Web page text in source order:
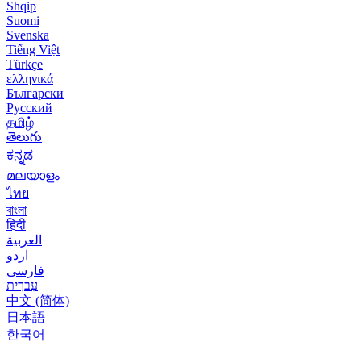
Shqip
Suomi
Svenska
Tiếng Việt
Türkçe
ελληνικά
Български
Русский
தமிழ்
తెలుగు
ಕನ್ನಡ
മലയാളം
ไทย
বাংলা
हिंदी
العربية
اردو
فارسی
עִברִית
中文 (简体)
日本語
한국어